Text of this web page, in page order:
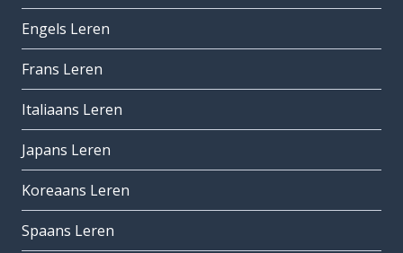
Engels Leren
Frans Leren
Italiaans Leren
Japans Leren
Koreaans Leren
Spaans Leren